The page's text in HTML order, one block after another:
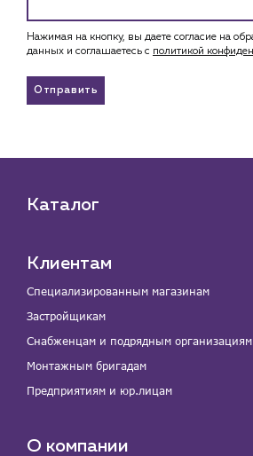
Нажимая на кнопку, вы даете согласие на
данных и соглашаетесь c политикой
Отправить
Каталог
Клиентам
Специализированным магазинам
Застройщикам
Снабженцам и подрядным организациям
Монтажным бригадам
Предприятиям и юр.лицам
О компании